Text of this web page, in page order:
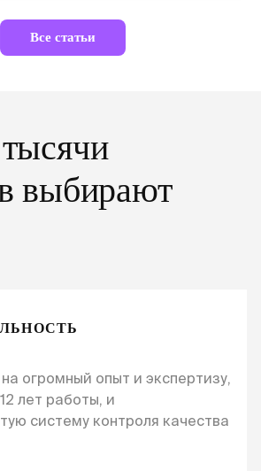
Все статьи
выбирают
огромный опыт и экспертизу,
лет работы, и
систему контроля качества